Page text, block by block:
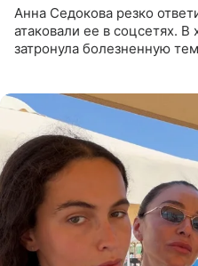
Анна Седокова резко
атаковали ее в соцсетях. В
затронула болезненную